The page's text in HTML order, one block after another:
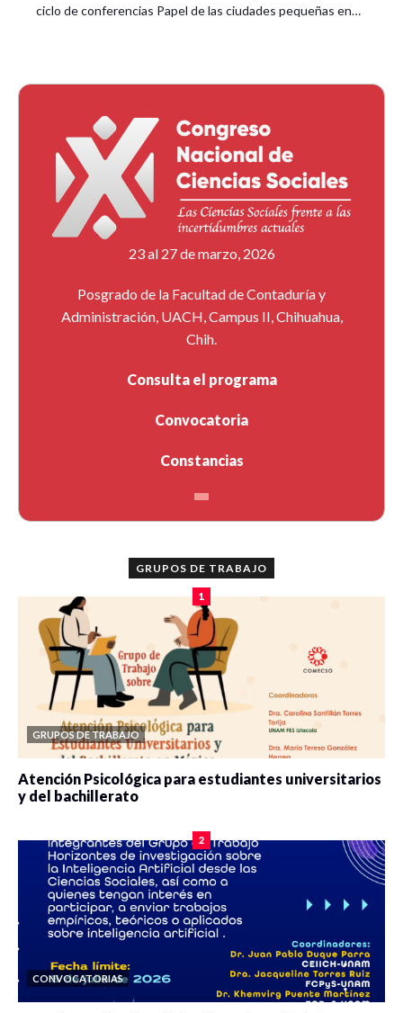
ciclo de conferencias Papel de las ciudades pequeñas en…
23 al 27 de marzo, 2026
Posgrado de la Facultad de Contaduría y
Administración, UACH, Campus II, Chihuahua,
Chih.
Consulta el programa
Convocatoria
Constancias
GRUPOS DE TRABAJO
1
GRUPOS DE TRABAJO
Atención Psicológica para estudiantes universitarios
y del bachillerato
2
CONVOCATORIAS